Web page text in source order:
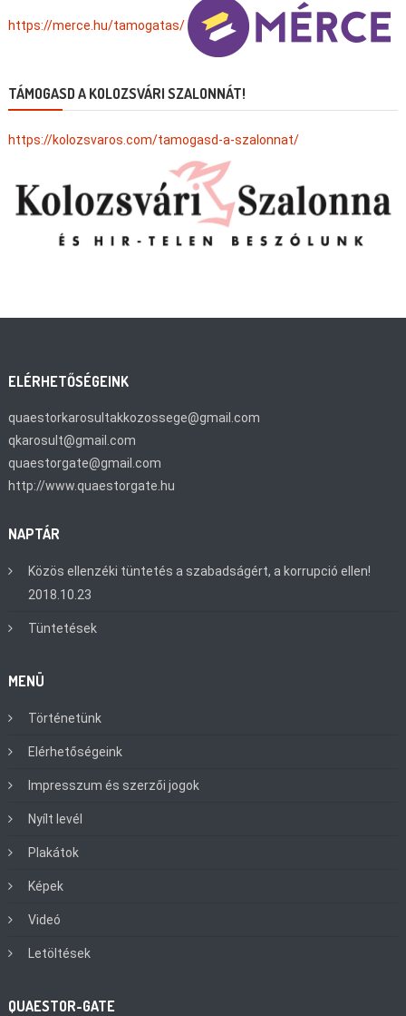
https://merce.hu/tamogatas/
TÁMOGASD A KOLOZSVÁRI SZALONNÁT!
https://kolozsvaros.com/tamogasd-a-szalonnat/
ELÉRHETŐSÉGEINK
quaestorkarosultakkozossege@gmail.com
qkarosult@gmail.com
quaestorgate@gmail.com
http://www.quaestorgate.hu
NAPTÁR
Közös ellenzéki tüntetés a szabadságért, a korrupció ellen!
2018.10.23
Tüntetések
MENÜ
Történetünk
Elérhetőségeink
Impresszum és szerzői jogok
Nyílt levél
Plakátok
Képek
Videó
Letöltések
QUAESTOR-GATE